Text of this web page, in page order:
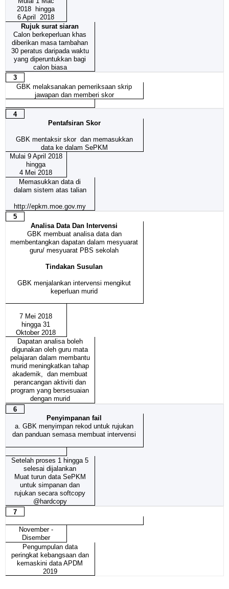
2018 hingga
6 April 2018
Rujuk surat siaran
Calon berkeperluan khas
diberikan masa tambahan
30 peratus daripada waktu
yang diperuntukkan bagi
calon biasa
3
GBK melaksanakan pemeriksaan skrip
jawapan dan memberi skor
4
Pentafsiran Skor
GBK mentaksir skor dan memasukkan
data ke dalam SePKM
Mulai 9 April 2018
hingga
4 Mei 2018
Memasukkan data di
dalam sistem atas talian
http://epkm.moe.gov.my
5
Analisa Data Dan Intervensi
GBK membuat analisa data dan
membentangkan dapatan dalam mesyuarat
guru/ mesyuarat PBS sekolah
Tindakan Susulan
GBK menjalankan intervensi mengikut
keperluan murid
7 Mei 2018
hingga 31
Oktober 2018
Dapatan analisa boleh
digunakan oleh guru mata
pelajaran dalam membantu
murid meningkatkan tahap
akademik, dan membuat
perancangan aktiviti dan
program yang bersesuaian
dengan murid
6
Penyimpanan fail
a. GBK menyimpan rekod untuk rujukan
dan panduan semasa membuat intervensi
Setelah proses 1 hingga 5
selesai dijalankan
Muat turun data SePKM
untuk simpanan dan
rujukan secara softcopy
@hardcopy
7
November -
Disember
Pengumpulan data
peringkat kebangsaan dan
kemaskini data APDM
2019